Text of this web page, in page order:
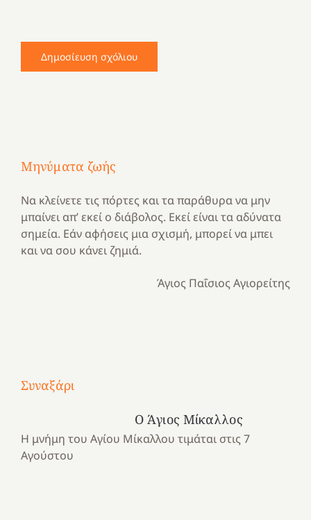
Μηνύματα ζωής
Να κλείνετε τις πόρτες και τα παράθυρα να μην
μπαίνει απ’ εκεί ο διάβολος. Εκεί είναι τα αδύνατα
σημεία. Εάν αφήσεις μια σχισμή, μπορεί να μπει
και να σου κάνει ζημιά.
Άγιος Παΐσιος Αγιορείτης
Συναξάρι
Ο Άγιος Μίκαλλος
Η μνήμη του Αγίου Μίκαλλου τιμάται στις 7
Αγούστου
Μια
ένα
καλοκαίρι
και
Νοσοκομείο
“Ερυθρός
Κατασκηνωτικές
το
Ελληνικό